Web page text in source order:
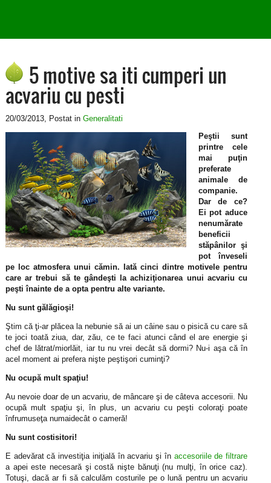
5 motive sa iti cumperi un
acvariu cu pesti
20/03/2013, Postat in Generalitati
Peştii sunt
printre cele
mai puţin
preferate
animale de
companie.
Dar de ce?
Ei pot aduce
nenumărate
beneficii
stăpânilor şi
pot înveseli
pe loc atmosfera unui cămin. Iată cinci dintre motivele pentru
care ar trebui să te gândeşti la achiziţionarea unui acvariu cu
peşti înainte de a opta pentru alte variante.
Nu sunt gălăgioşi!
Ştim că ţi-ar plăcea la nebunie să ai un câine sau o pisică cu care să
te joci toată ziua, dar, zău, ce te faci atunci când el are energie şi
chef de lătrat/miorlăit, iar tu nu vrei decât să dormi? Nu-i aşa că în
acel moment ai prefera nişte peştişori cuminţi?
Nu ocupă mult spaţiu!
Au nevoie doar de un acvariu, de mâncare şi de câteva accesorii. Nu
ocupă mult spaţiu şi, în plus, un acvariu cu peşti coloraţi poate
înfrumuseţa numaidecât o cameră!
Nu sunt costisitori!
E adevărat că investiţia iniţială în acvariu şi în accesoriile de filtrare
a apei este necesară şi costă nişte bănuţi (nu mulţi, în orice caz).
Totuşi, dacă ar fi să calculăm costurile pe o lună pentru un acvariu